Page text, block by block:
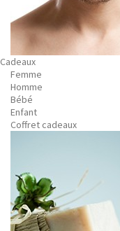
Cadeaux
Femme
Homme
Bébé
Enfant
Coffret cadeaux